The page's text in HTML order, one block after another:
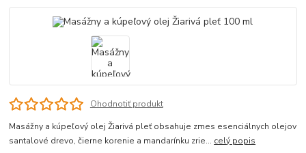
Ohodnotiť produkt
Masážny a kúpeľový olej Žiarivá pleť obsahuje zmes esenciálnych olejov
santalové drevo, čierne korenie a mandarínku zrie... celý popis